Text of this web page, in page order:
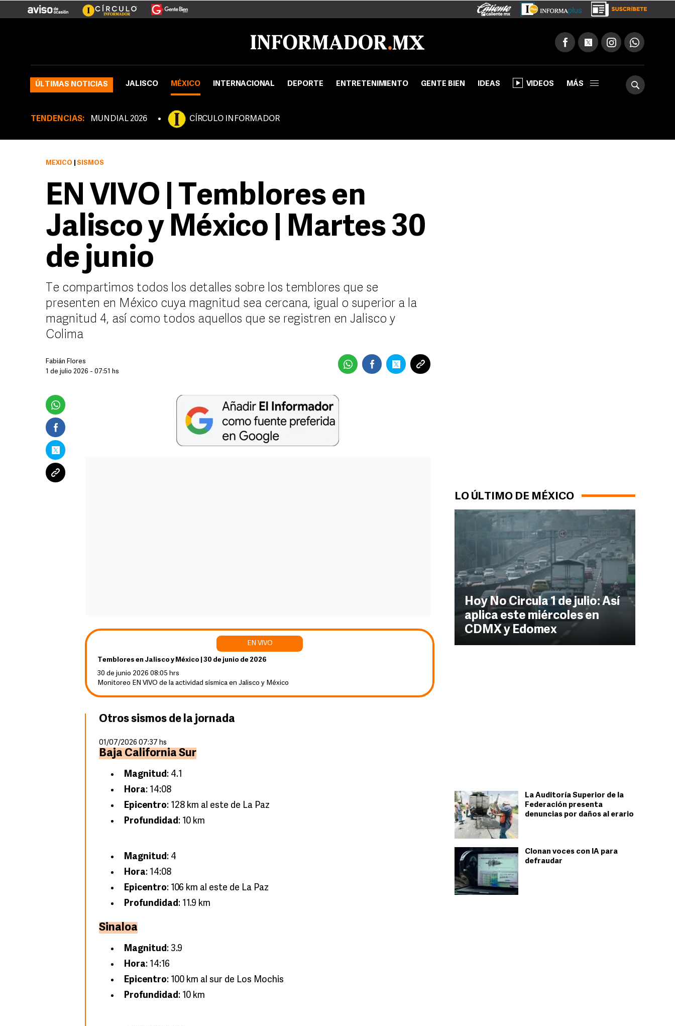
ÚLTIMAS NOTICIAS JALISCO MÉXICO INTERNACIONAL DEPORTE ENTRETENIMIENTO GENTE BIEN IDEAS VIDEOS MÁS
TENDENCIAS: MUNDIAL 2026 CÍRCULO INFORMADOR
LO ÚLTIMO DE MÉXICO
Hoy No Circula 1 de julio: Así
aplica este miércoles en
CDMX y Edomex
La Auditoría Superior de la
Federación presenta
denuncias por daños al erario
Clonan voces con IA para
defraudar
MÉXICO SISMOS
EN VIVO | Temblores en
Jalisco y México | Martes 30
de junio
Te compartimos todos los detalles sobre los temblores que se
presenten en México cuya magnitud sea cercana, igual o superior a la
magnitud 4, así como todos aquellos que se registren en Jalisco y
Colima
Fabián Flores
1 de julio 2026 - 07:51 hs
Temblores en Jalisco y México | 30 de junio de 2026
30 de junio 2026 08:05 hrs
Monitoreo EN VIVO de la actividad sísmica en Jalisco y México
Otros sismos de la jornada
01/07/2026 07:37 hs
Baja California Sur
Magnitud: 4.1
Hora: 14:08
Epicentro: 128 km al este de La Paz
Profundidad: 10 km
Magnitud: 4
Hora: 14:08
Epicentro: 106 km al este de La Paz
Profundidad: 11.9 km
Sinaloa
Magnitud: 3.9
Hora: 14:16
Epicentro: 100 km al sur de Los Mochis
Profundidad: 10 km